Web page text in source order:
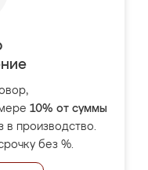
10% от суммы
в производство.
без %.